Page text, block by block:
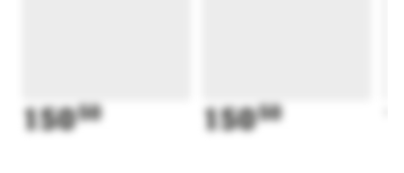
15050 15050